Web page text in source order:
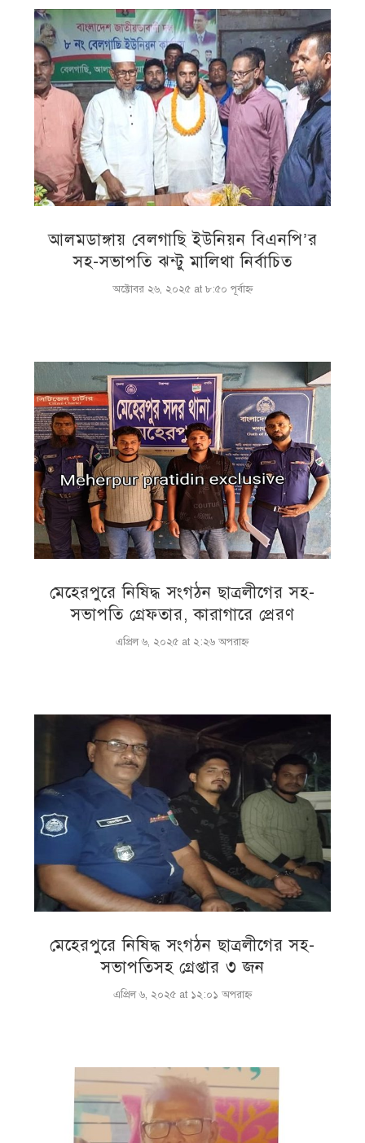
আলমডাঙ্গায় বেলগাছি ইউনিয়ন বিএনপি’র
সহ-সভাপতি ঝন্টু মালিথা নির্বাচিত
অক্টোবর ২৬, ২০২৫ at ৮:৫০ পূর্বাহ্ণ
মেহেরপুরে নিষিদ্ধ সংগঠন ছাত্রলীগের সহ-
সভাপতি গ্রেফতার, কারাগারে প্রেরণ
এপ্রিল ৬, ২০২৫ at ২:২৬ অপরাহ্ণ
মেহেরপুরে নিষিদ্ধ সংগঠন ছাত্রলীগের সহ-
সভাপতিসহ গ্রেপ্তার ৩ জন
এপ্রিল ৬, ২০২৫ at ১২:০১ অপরাহ্ণ